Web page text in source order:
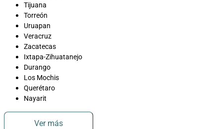
Tijuana
Torreón
Uruapan
Veracruz
Zacatecas
Ixtapa-Zihuatanejo
Durango
Los Mochis
Querétaro
Nayarit
Ver más